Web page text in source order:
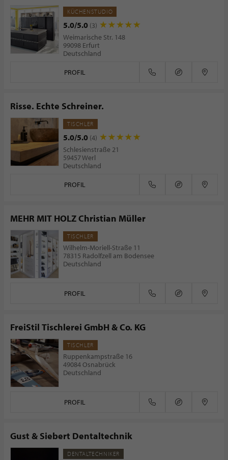
KÜCHENSTUDIO
5.0/5.0 (3)
Weimarische Str. 148
99098 Erfurt
Deutschland
PROFIL
Risse. Echte Schreiner.
TISCHLER
5.0/5.0 (4)
Schlesienstraße 21
59457 Werl
Deutschland
PROFIL
MEHR MIT HOLZ Christian Müller
TISCHLER
Wilhelm-Moriell-Straße 11
78315 Radolfzell am Bodensee
Deutschland
PROFIL
FreiStil Tischlerei GmbH & Co. KG
TISCHLER
Ruppenkampstraße 16
49084 Osnabrück
Deutschland
PROFIL
Gust & Siebert Dentaltechnik
DENTALTECHNIKER